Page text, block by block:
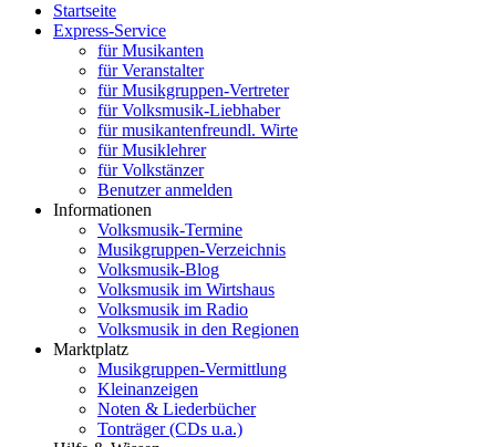
Startseite
Express-Service
für Musikanten
für Veranstalter
für Musikgruppen-Vertreter
für Volksmusik-Liebhaber
für musikantenfreundl. Wirte
für Musiklehrer
für Volkstänzer
Benutzer anmelden
Informationen
Volksmusik-Termine
Musikgruppen-Verzeichnis
Volksmusik-Blog
Volksmusik im Wirtshaus
Volksmusik im Radio
Volksmusik in den Regionen
Marktplatz
Musikgruppen-Vermittlung
Kleinanzeigen
Noten & Liederbücher
Tonträger (CDs u.a.)